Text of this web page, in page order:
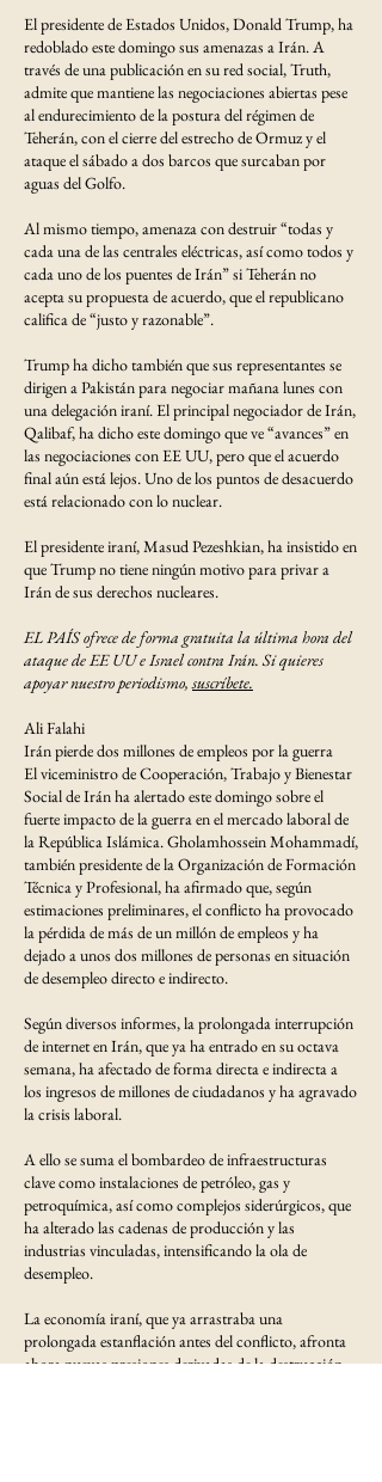
El presidente de Estados Unidos, Donald Trump, ha
redoblado este domingo sus amenazas a Irán. A
través de una publicación en su red social, Truth,
admite que mantiene las negociaciones abiertas pese
al endurecimiento de la postura del régimen de
Teherán, con el cierre del estrecho de Ormuz y el
ataque el sábado a dos barcos que surcaban por
aguas del Golfo.
Al mismo tiempo, amenaza con destruir “todas y
cada una de las centrales eléctricas, así como todos y
cada uno de los puentes de Irán” si Teherán no
acepta su propuesta de acuerdo, que el republicano
califica de “justo y razonable”.
Trump ha dicho también que sus representantes se
dirigen a Pakistán para negociar mañana lunes con
una delegación iraní. El principal negociador de Irán,
Qalibaf, ha dicho este domingo que ve “avances” en
las negociaciones con EE UU, pero que el acuerdo
final aún está lejos. Uno de los puntos de desacuerdo
está relacionado con lo nuclear.
El presidente iraní, Masud Pezeshkian, ha insistido en
que Trump no tiene ningún motivo para privar a
Irán de sus derechos nucleares.
EL PAÍS ofrece de forma gratuita la última hora del
ataque de EE UU e Israel contra Irán. Si quieres
apoyar nuestro periodismo,suscríbete.
Ali Falahi
Irán pierde dos millones de empleos por la guerra
El viceministro de Cooperación, Trabajo y Bienestar
Social de Irán ha alertado este domingo sobre el
fuerte impacto de la guerra en el mercado laboral de
la República Islámica. Gholamhossein Mohammadí,
también presidente de la Organización de Formación
Técnica y Profesional, ha afirmado que, según
estimaciones preliminares, el conflicto ha provocado
la pérdida de más de un millón de empleos y ha
dejado a unos dos millones de personas en situación
de desempleo directo e indirecto.
Según diversos informes, la prolongada interrupción
de internet en Irán, que ya ha entrado en su octava
semana, ha afectado de forma directa e indirecta a
los ingresos de millones de ciudadanos y ha agravado
la crisis laboral.
A ello se suma el bombardeo de infraestructuras
clave como instalaciones de petróleo, gas y
petroquímica, así como complejos siderúrgicos, que
ha alterado las cadenas de producción y las
industrias vinculadas, intensificando la ola de
desempleo.
La economía iraní, que ya arrastraba una
prolongada estanflación antes del conflicto, afronta
ahora nuevas presiones derivadas de la destrucción